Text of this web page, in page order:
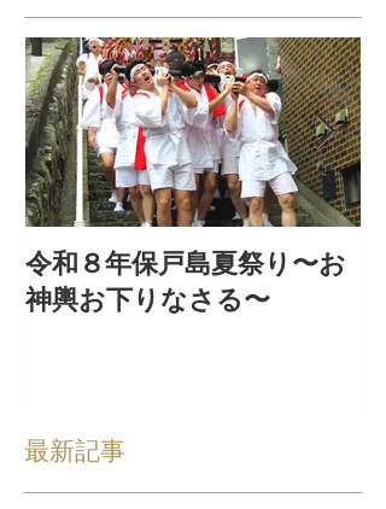
令和８年保戸島夏祭り〜お
神輿お下りなさる〜
最新記事